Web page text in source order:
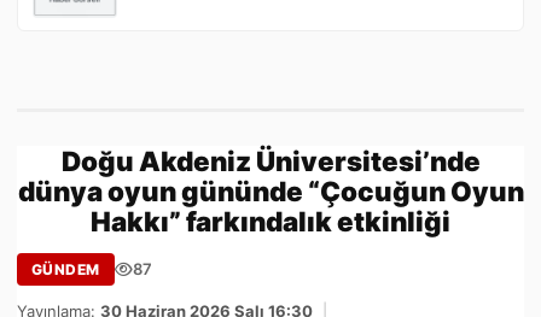
Doğu Akdeniz Üniversitesi’nde
dünya oyun gününde “Çocuğun Oyun
Hakkı” farkındalık etkinliği
GÜNDEM 87
Yayınlama: 30 Haziran 2026 Salı 16:30